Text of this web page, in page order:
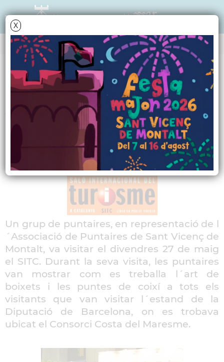
X
NOTÍCIES - ACTUALITAT
Les Puntaires de Sant
Vicenç Ensenyen l'Art
dels Boixets al SITC
Un grup de puntaires, en representació de l
´Associació de Puntaires de Sant Vicenç de
Montalt, va visitar el divendres 27 de maig
el SITC. Durant la seva visita, les puntaires
van mostrar com es treballa l´art de
boixets i les puntes de coixí a tots els
visitants que van visitar l´estand de la
Diputació de Barcelona, on es trobava
ubicat el Consorci Costa del Maresme.